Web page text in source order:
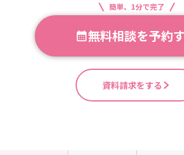
簡単、1分で完了
無料相談を予約
資料請求をする